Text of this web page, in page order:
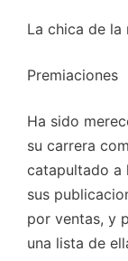
La chica de la
Premiaciones
Ha sido
su carrera
catapultado a
sus
por ventas, y
una lista de